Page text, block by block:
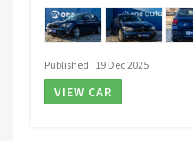
Published : 19 Dec 2025
VIEW CAR